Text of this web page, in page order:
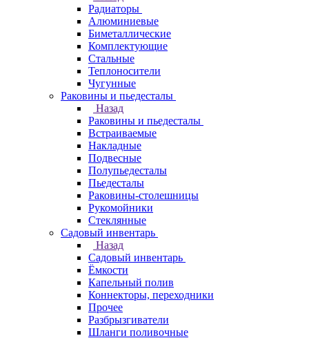
Радиаторы
Алюминиевые
Биметаллические
Комплектующие
Стальные
Теплоносители
Чугунные
Раковины и пьедесталы
Назад
Раковины и пьедесталы
Встраиваемые
Накладные
Подвесные
Полупьедесталы
Пьедесталы
Раковины-столешницы
Рукомойники
Стеклянные
Садовый инвентарь
Назад
Садовый инвентарь
Ёмкости
Капельный полив
Коннекторы, переходники
Прочее
Разбрызгиватели
Шланги поливочные